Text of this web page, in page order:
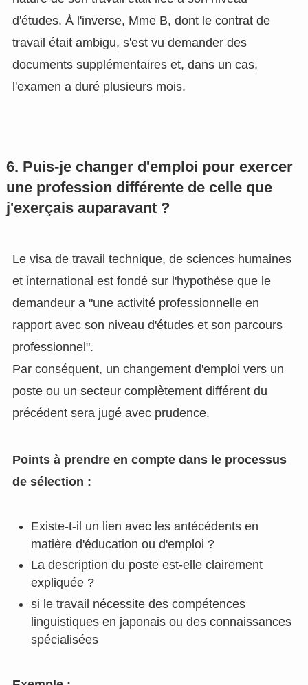
d'études. À l'inverse, Mme B, dont le contrat de
travail était ambigu, s'est vu demander des
documents supplémentaires et, dans un cas,
l'examen a duré plusieurs mois.
6. Puis-je changer d'emploi pour exercer
une profession différente de celle que
j'exerçais auparavant ?
Le visa de travail technique, de sciences humaines
et international est fondé sur l'hypothèse que le
demandeur a "une activité professionnelle en
rapport avec son niveau d'études et son parcours
professionnel".
Par conséquent, un changement d'emploi vers un
poste ou un secteur complètement différent du
précédent sera jugé avec prudence.
Points à prendre en compte dans le processus
de sélection :
Existe-t-il un lien avec les antécédents en
matière d'éducation ou d'emploi ?
La description du poste est-elle clairement
expliquée ?
si le travail nécessite des compétences
linguistiques en japonais ou des connaissances
spécialisées